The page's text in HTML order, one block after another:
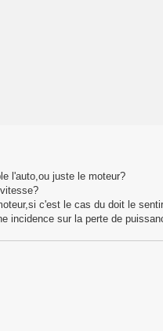
l'auto,ou juste le moteur?
c'est le cas du doit le
incidence sur la perte de